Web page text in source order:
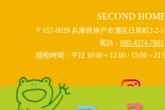
SECOND HOME
〒657-0029 兵庫県神戸市灘区日尾町2-2-
電話： 090-4274-7861
開校時間：平日 10:00～12:00 / 15:00～